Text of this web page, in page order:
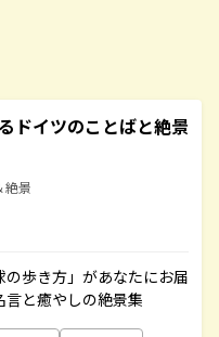
ドイツのことばと絶景
絶景
歩き方」があなたにお届
と癒やしの絶景集